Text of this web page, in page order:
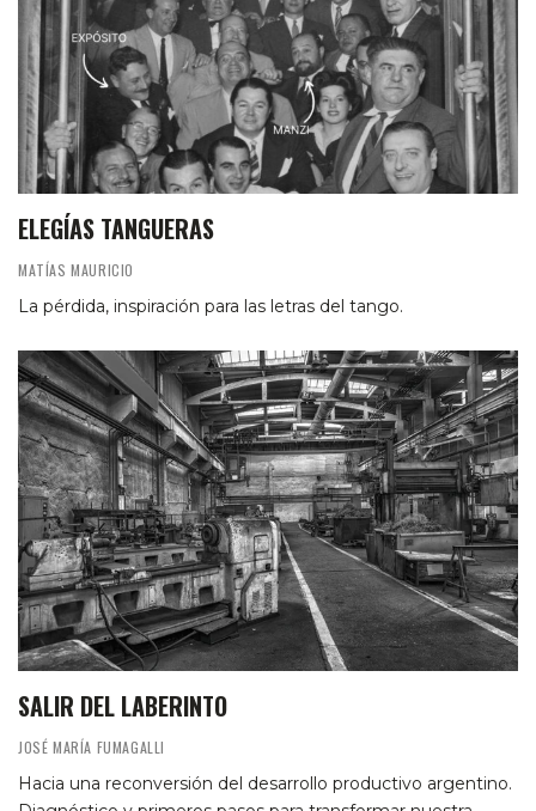
ELEGÍAS TANGUERAS
MATÍAS MAURICIO
La pérdida, inspiración para las letras del tango.
SALIR DEL LABERINTO
JOSÉ MARÍA FUMAGALLI
Hacia una reconversión del desarrollo productivo argentino.